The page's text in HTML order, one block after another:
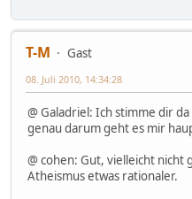
T-M
Gast
08. Juli 2010, 14:34:28
@ Galadriel: Ich stimme dir
genau darum geht es mir
@ cohen: Gut, vielleicht
Atheismus etwas rationaler.